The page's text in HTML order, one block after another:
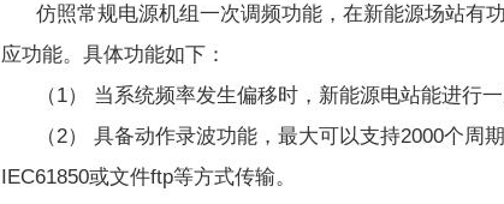
仿照常规电源机组一次调频功能，在新能源场站有
应功能。具体功能如下：
（1） 当系统频率发生偏移时，新能源电站能进行一
（2） 具备动作录波功能，最大可以支持2000个
IEC61850或文件ftp等方式传输。